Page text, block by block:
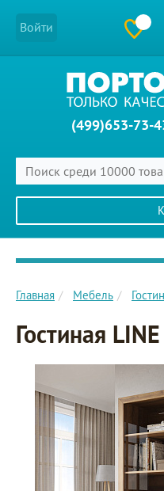
Войти
(499)653-73-
Главное меню сайта
Главная Мебель
Гостиная LINE